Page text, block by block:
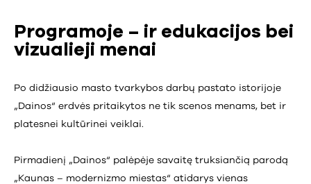
Programoje – ir edukacijos bei
vizualieji menai
Po didžiausio masto tvarkybos darbų pastato istorijoje
„Dainos“ erdvės pritaikytos ne tik scenos menams, bet ir
platesnei kultūrinei veiklai.
Pirmadienį „Dainos“ palėpėje savaitę truksiančią parodą
„Kaunas – modernizmo miestas“ atidarys vienas